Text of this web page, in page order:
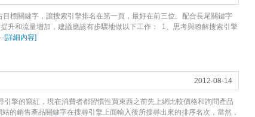
標關鍵字，讓搜索引擎排名在第一頁，最好在前三位。配合長尾關鍵字
升和流量增加，建議應該有步驟地做以下工作： 1、思考與瞭解搜索引擎
[詳細內容]
2012-08-14
擎的竄紅，現在消費者都習慣性買東西之前先上網比較價格和詢問產品
的銷售產品關鍵字在搜尋引擎上面輸入後所搜尋出來的排序名次，當然，